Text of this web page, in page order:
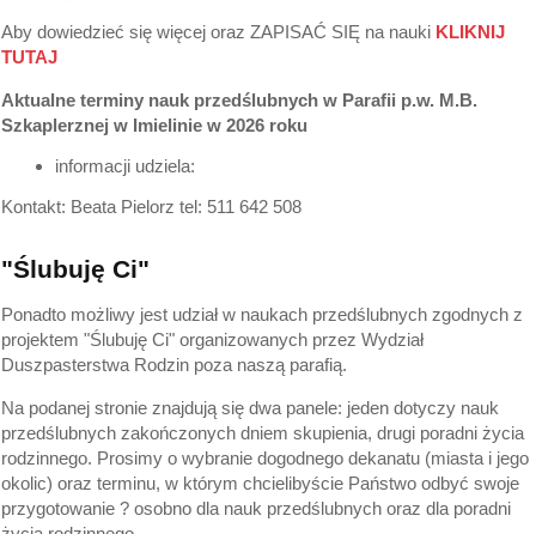
Aby dowiedzieć się więcej oraz ZAPISAĆ SIĘ na nauki KLIKNIJ
TUTAJ
Aktualne terminy nauk przedślubnych w Parafii p.w. M.B.
Szkaplerznej w Imielinie w 2026 roku
informacji udziela:
Kontakt: Beata Pielorz tel: 511 642 508
"Ślubuję Ci"
Ponadto możliwy jest udział w naukach przedślubnych zgodnych z
projektem "Ślubuję Ci" organizowanych przez Wydział
Duszpasterstwa Rodzin poza naszą parafią.
Na podanej stronie znajdują się dwa panele: jeden dotyczy nauk
przedślubnych zakończonych dniem skupienia, drugi poradni życia
rodzinnego. Prosimy o wybranie dogodnego dekanatu (miasta i jego
okolic) oraz terminu, w którym chcielibyście Państwo odbyć swoje
przygotowanie ? osobno dla nauk przedślubnych oraz dla poradni